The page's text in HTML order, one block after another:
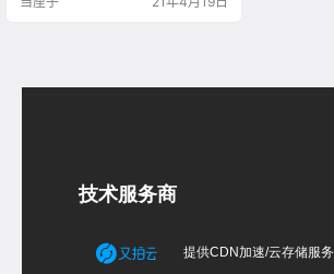
弯曲的…
技术服务商
提供CDN加速/云存储服务